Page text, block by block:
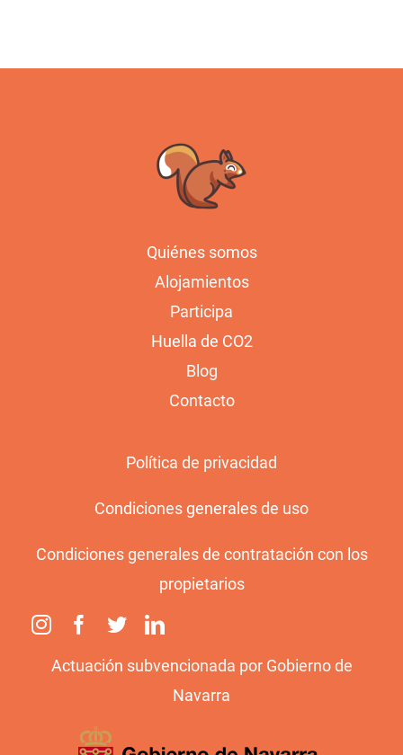
Quiénes somos
Alojamientos
Participa
Huella de CO2
Blog
Contacto
Política de privacidad
Condiciones generales de uso
Condiciones generales de contratación con los
propietarios
Actuación subvencionada por Gobierno de
Navarra